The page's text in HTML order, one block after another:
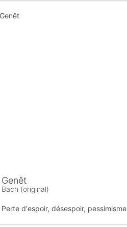
Genêt
Bach (original)
Perte d'espoir, désespoir, pessimisme